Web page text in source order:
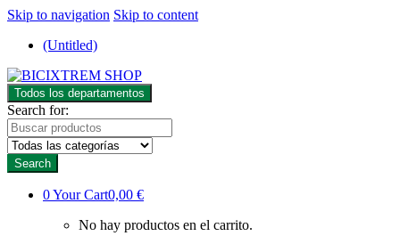
Skip to navigation Skip to content
(Untitled)
Todos los departamentos
Search for:
Search
0Your Cart0,00 €
No hay productos en el carrito.